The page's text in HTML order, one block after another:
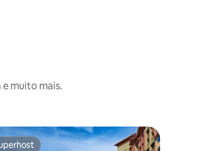
muito mais.